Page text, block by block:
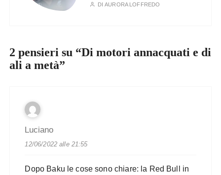
DIAURORA LOFFREDO
2 pensieri su “Di motori annacquati e di
ali a metà”
Luciano
12/06/2022 alle 21:55
Dopo Baku le cose sono chiare: la Red Bull in